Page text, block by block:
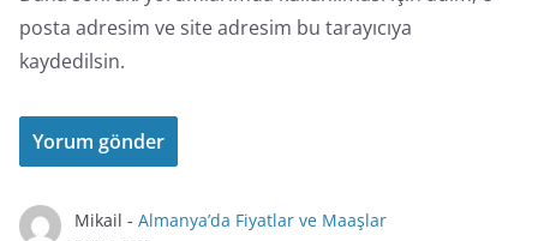
posta adresim ve site adresim bu tarayıcıya
kaydedilsin.
Mikail - Almanya’da Fiyatlar ve Maaşlar